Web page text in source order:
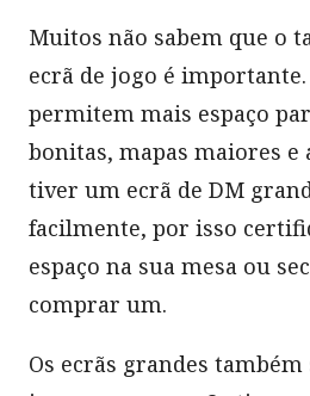
Muitos não sabem que o
ecrã de jogo é
permitem mais espaço
bonitas, mapas maiores e
tiver um ecrã de DM
facilmente, por isso
espaço na sua mesa ou
comprar um.
Os ecrãs grandes